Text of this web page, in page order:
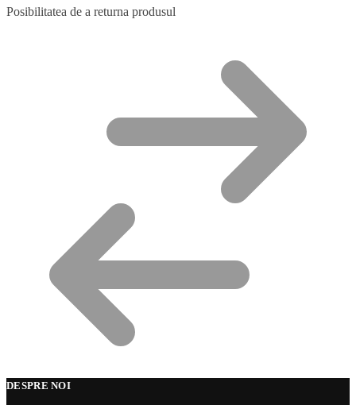
Posibilitatea de a returna produsul
DESPRE NOI